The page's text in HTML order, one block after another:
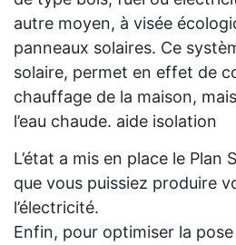
autre moyen, à visée
panneaux solaires. Ce
solaire, permet en effet de
chauffage de la maison,
l’eau chaude. aide isolation
L’état a mis en place le Plan
que vous puissiez produire
l’électricité.
Enfin, pour optimiser la